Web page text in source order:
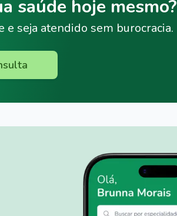
saúde hoje mesmo?
e seja atendido sem burocracia.